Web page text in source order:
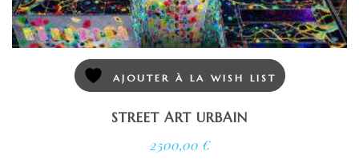
AJOUTER À LA WISH LIST
STREET ART URBAIN
2500,00 €